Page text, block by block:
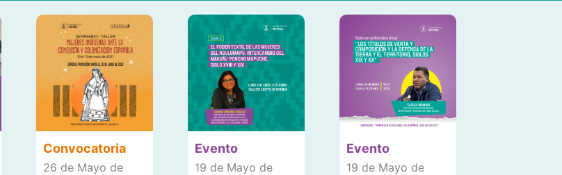
Convocatoria
26 de Mayo de
Evento
19 de Mayo de
Evento
19 de Mayo de